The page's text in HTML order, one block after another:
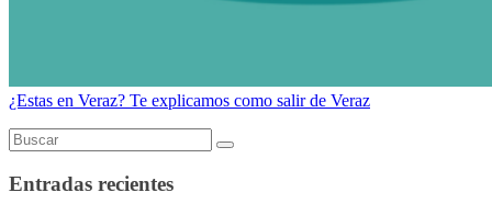
¿Estas en Veraz? Te explicamos como salir de Veraz
Entradas recientes